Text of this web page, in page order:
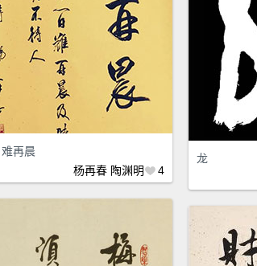
再晨
杨再春 陶渊明 4
龙